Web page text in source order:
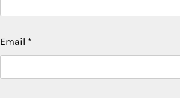
Email *